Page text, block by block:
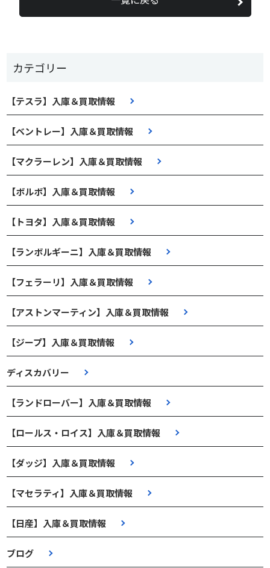
カテゴリー
【テスラ】入庫＆買取情報
【ベントレー】入庫＆買取情報
【マクラーレン】入庫＆買取情報
【ボルボ】入庫＆買取情報
【トヨタ】入庫＆買取情報
【ランボルギーニ】入庫＆買取情報
【フェラーリ】入庫＆買取情報
【アストンマーティン】入庫＆買取情報
【ジープ】入庫＆買取情報
ディスカバリー
【ランドローバー】入庫＆買取情報
【ロールス・ロイス】入庫＆買取情報
【ダッジ】入庫＆買取情報
【マセラティ】入庫＆買取情報
【日産】入庫＆買取情報
ブログ